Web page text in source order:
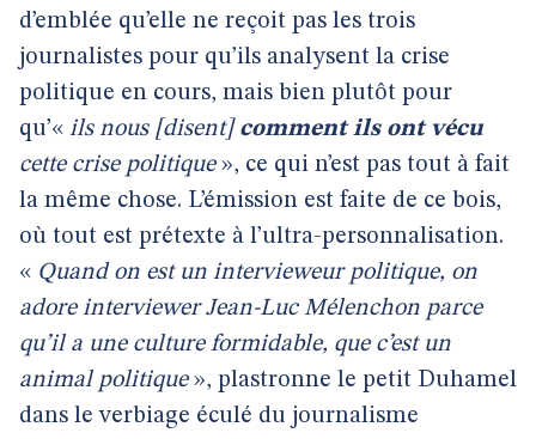
d’emblée qu’elle ne reçoit pas les trois
journalistes pour qu’ils analysent la crise
politique en cours, mais bien plutôt pour
qu’« ils nous [disent] comment ils ont vécu
cette crise politique», ce qui n’est pas tout à fait
la même chose. L’émission est faite de ce bois,
où tout est prétexte à l’ultra-personnalisation.
« Quand on est un intervieweur politique, on
adore interviewer Jean-Luc Mélenchon parce
qu’il a une culture formidable, que c’est un
animal politique», plastronne le petit Duhamel
dans le verbiage éculé du journalisme